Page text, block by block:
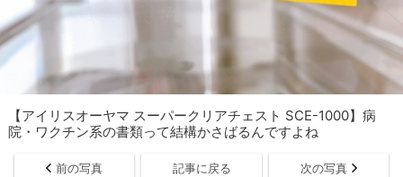
【アイリスオーヤマ スーパークリアチェスト SCE-1000】病
院・ワクチン系の書類って結構かさばるんですよね
前の写真 記事に戻る 次の写真